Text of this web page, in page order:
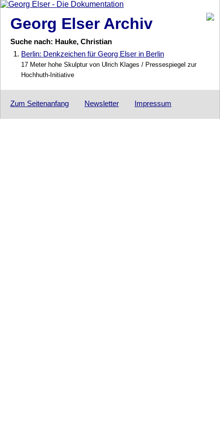
Georg Elser Archiv
Suche nach: Hauke, Christian
1. Berlin: Denkzeichen für Georg Elser in Berlin
17 Meter hohe Skulptur von Ulrich Klages / Pressespiegel zur
Hochhuth-Initiative
Zum Seitenanfang Newsletter Impressum